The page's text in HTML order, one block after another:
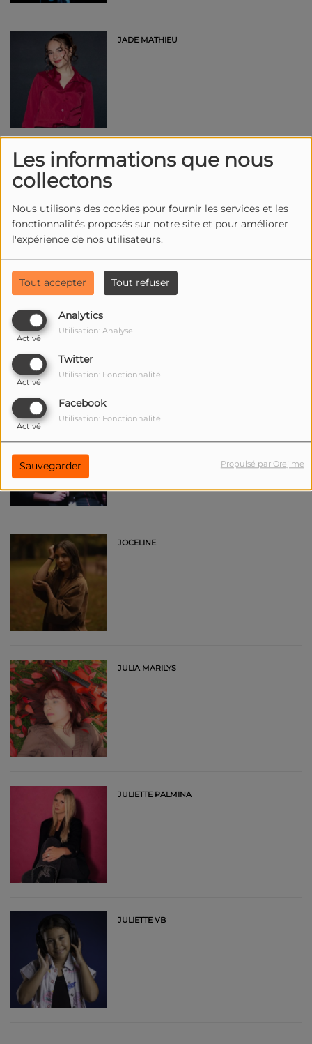
Les informations que nous
collectons
Nous utilisons des cookies pour fournir les services et les
fonctionnalités proposés sur notre site et pour améliorer
l'expérience de nos utilisateurs.
Tout accepter Tout refuser
Analytics
Activé
Utilisation: Analyse
Twitter
Activé
Utilisation: Fonctionnalité
Facebook
Activé
Utilisation: Fonctionnalité
Sauvegarder Propulsé par Orejime
JADE MATHIEU
JADE SCAVELLI
JEANETTE BERGER
JOCELINE
JULIA MARILYS
JULIETTE PALMINA
JULIETTE VB